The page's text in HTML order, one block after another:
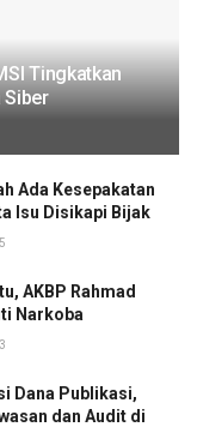
Tingkatkan
Ada Kesepakatan
Isu Disikapi Bijak
5
AKBP Rahmad
Narkoba
3
Dana Publikasi,
dan Audit di